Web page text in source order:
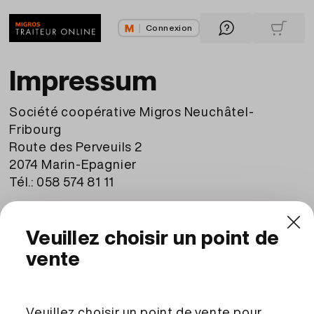
Connexion
Impressum
Société coopérative Migros Neuchâtel-
Fribourg
Route des Perveuils 2
2074 Marin-Epagnier
Tél.: 058 574 81 11